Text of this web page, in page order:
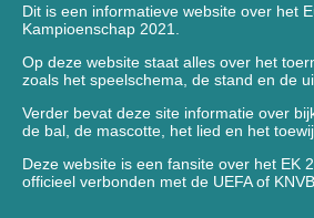
Dit is een informatieve website over het
Kampioenschap 2021.
Op deze website staat alles over het
zoals het speelschema, de stand en de
Verder bevat deze site informatie over
de bal, de mascotte, het lied en het
Deze website is een fansite over het EK
officieel verbonden met de UEFA of KNVB.